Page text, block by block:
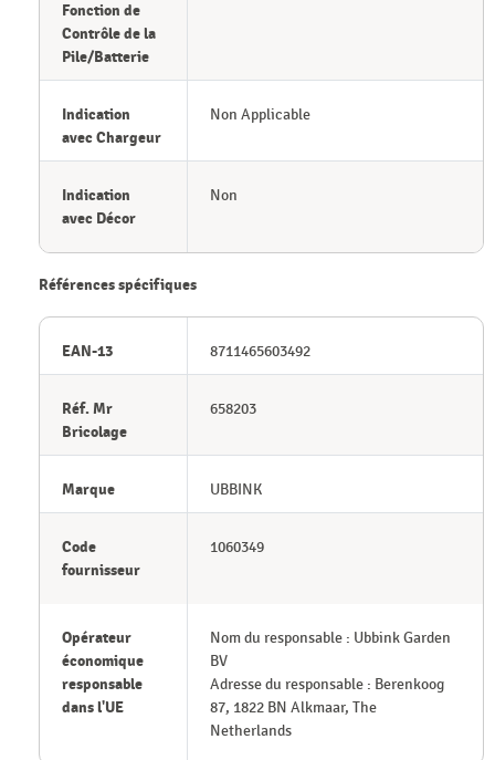
Fonction de
Contrôle de la
Pile/Batterie
Indication
avec Chargeur
Non Applicable
Indication
avec Décor
Non
Références spécifiques
EAN-13 8711465603492
Réf. Mr
Bricolage
658203
Marque UBBINK
Code
fournisseur
1060349
Opérateur
économique
responsable
dans l'UE
Nom du responsable : Ubbink Garden
BV
Adresse du responsable : Berenkoog
87, 1822 BN Alkmaar, The
Netherlands